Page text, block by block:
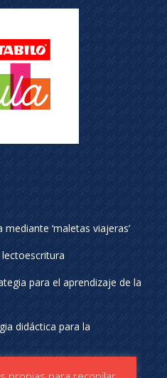
‘maletas viajeras’
para el aprendizaje de la
didáctica para la